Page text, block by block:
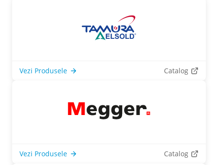
Vezi Produsele Catalog
Vezi Produsele Catalog